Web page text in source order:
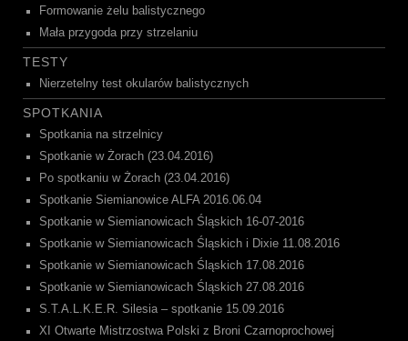
Formowanie żelu balistycznego
Mała przygoda przy strzelaniu
TESTY
Nierzetelny test okularów balistycznych
SPOTKANIA
Spotkania na strzelnicy
Spotkanie w Żorach (23.04.2016)
Po spotkaniu w Żorach (23.04.2016)
Spotkanie Siemianowice ALFA 2016.06.04
Spotkanie w Siemianowicach Śląskich 16-07-2016
Spotkanie w Siemianowicach Śląskich i Dixie 11.08.2016
Spotkanie w Siemianowicach Śląskich 17.08.2016
Spotkanie w Siemianowicach Śląskich 27.08.2016
S.T.A.L.K.E.R. Silesia – spotkanie 15.09.2016
XI Otwarte Mistrzostwa Polski z Broni Czarnoprochowej